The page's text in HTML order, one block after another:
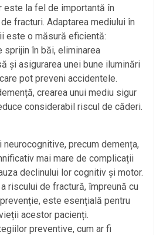
este la fel de importantă în
fracturi. Adaptarea mediului în
este o măsură eficientă:
sprijin în băi, eliminarea
și asigurarea unei bune iluminări
pot preveni accidentele.
crearea unui mediu sigur
considerabil riscul de căderi.
precum demența,
mai mare de complicații
declinului lor cognitiv și motor.
riscului de fractură, împreună cu
este esențială pentru
acestor pacienți.
preventive, cum ar fi